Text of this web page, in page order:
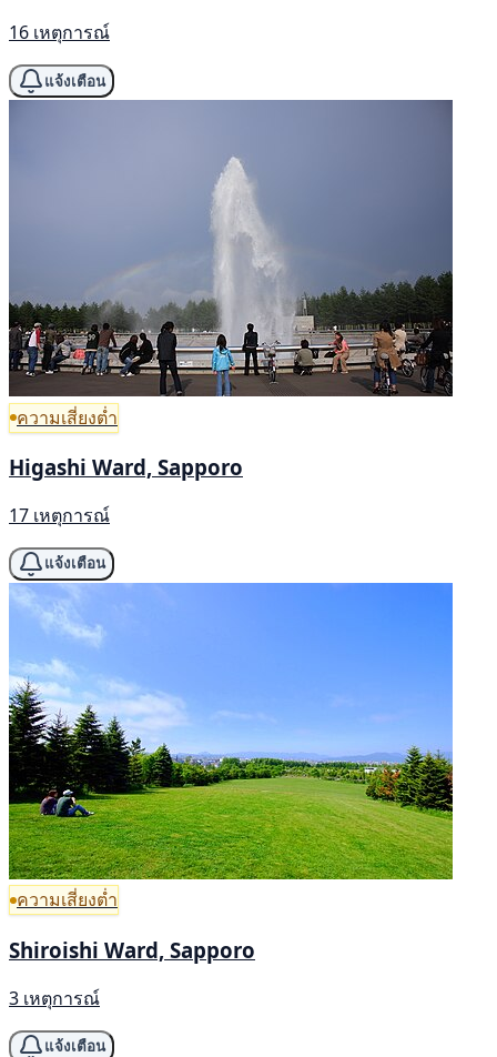
16 เหตุการณ์
แจ้งเตือน
ความเสี่ยงต่ำ
Higashi Ward, Sapporo
17 เหตุการณ์
แจ้งเตือน
ความเสี่ยงต่ำ
Shiroishi Ward, Sapporo
3 เหตุการณ์
แจ้งเตือน